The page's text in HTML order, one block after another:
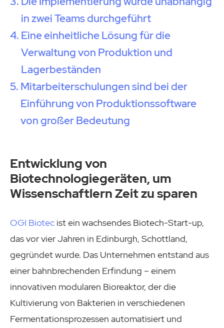
in zwei Teams durchgeführt
Eine einheitliche Lösung für die
Verwaltung von Produktion und
Lagerbeständen
Mitarbeiterschulungen sind bei der
Einführung von Produktionssoftware
von großer Bedeutung
Entwicklung von
Biotechnologiegeräten, um
Wissenschaftlern Zeit zu sparen
OGI Biotec ist ein wachsendes Biotech-Start-up,
das vor vier Jahren in Edinburgh, Schottland,
gegründet wurde. Das Unternehmen entstand aus
einer bahnbrechenden Erfindung – einem
innovativen modularen Bioreaktor, der die
Kultivierung von Bakterien in verschiedenen
Fermentationsprozessen automatisiert und